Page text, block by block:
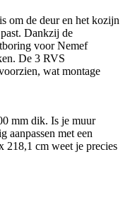
om de deur en het kozijn
Dankzij de
voor Nemef
De 3 RVS
wat montage
mm dik. Is je muur
aanpassen met een
218,1 cm weet je precies